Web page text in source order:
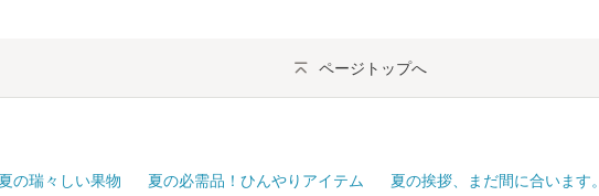
ページトップへ
の瑞々しい果物 夏の必需品！ひんやりアイテム 夏の挨拶、まだ間に合います。